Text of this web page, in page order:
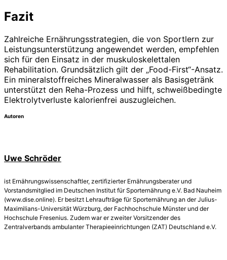
Fazit
Zahlreiche Ernährungsstrategien, die von Sportlern zur
Leistungsunterstützung angewendet werden, empfehlen
sich für den Einsatz in der muskuloskelettalen
Rehabilitation. Grundsätzlich gilt der „Food-First“-Ansatz.
Ein mineralstoffreiches Mineralwasser als Basisgetränk
unterstützt den Reha-Prozess und hilft, schweißbedingte
Elektrolytverluste kalorienfrei auszugleichen.
Autoren
Uwe Schröder
ist Ernährungswissenschaftler, zertifizierter Ernährungsberater und
Vorstandsmitglied im Deutschen Institut für Sporternährung e.V. Bad Nauheim
(www.dise.online). Er besitzt Lehraufträge für Sporternährung an der Julius-
Maximilians-Universität Würzburg, der Fachhochschule Münster und der
Hochschule Fresenius. Zudem war er zweiter Vorsitzender des
Zentralverbands ambulanter Therapieeinrichtungen (ZAT) Deutschland e.V.